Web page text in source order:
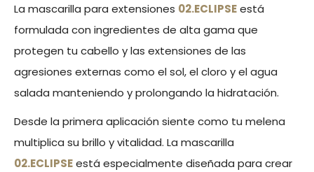
La mascarilla para extensiones 02.ECLIPSEestá
formulada con ingredientes de alta gama que
protegen tu cabello y las extensiones de las
agresiones externas como el sol, el cloro y el agua
salada manteniendo y prolongando la hidratación.
Desde la primera aplicación siente como tu melena
multiplica su brillo y vitalidad. La mascarilla
02.ECLIPSEestá especialmente diseñada para crear